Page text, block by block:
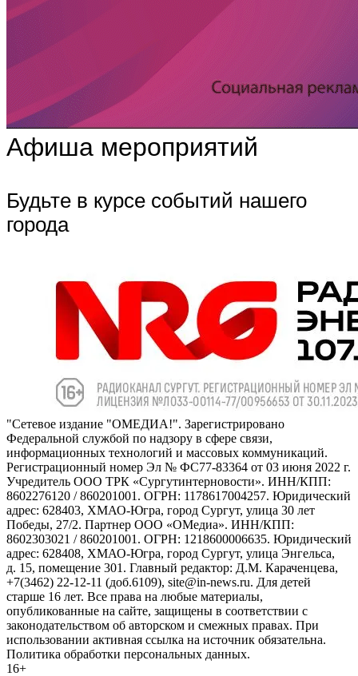
Афиша мероприятий
Будьте в курсе событий нашего
города
"Сетевое издание "ОМЕДИА!". Зарегистрировано
Федеральной службой по надзору в сфере связи,
информационных технологий и массовых коммуникаций.
Регистрационный номер Эл № ФС77-83364 от 03 июня 2022 г.
Учредитель ООО ТРК «Сургутинтерновости». ИНН/КПП:
8602276120 / 860201001. ОГРН: 1178617004257. Юридический
адрес: 628403, ХМАО-Югра, город Сургут, улица 30 лет
Победы, 27/2. Партнер ООО «ОМедиа». ИНН/КПП:
8602303021 / 860201001. ОГРН: 1218600006635. Юридический
адрес: 628408, ХМАО-Югра, город Сургут, улица Энгельса,
д. 15, помещение 301. Главный редактор: Д.М. Караченцева,
+7(3462) 22-12-11 (доб.6109), site@in-news.ru. Для детей
старше 16 лет. Все права на любые материалы,
опубликованные на сайте, защищены в соответствии с
законодательством об авторском и смежных правах. При
использовании активная ссылка на источник обязательна.
Политика обработки персональных данных.
16+